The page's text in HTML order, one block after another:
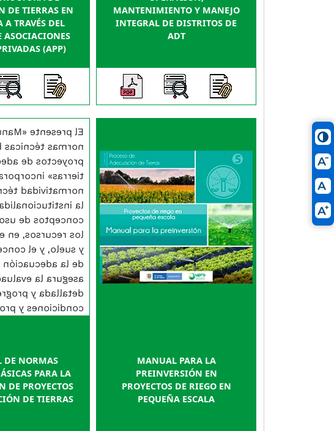
DE TIERRAS EN
A TRAVÉS DEL
ASOCIACIONES
(APP)
MANTENIMIENTO Y MANEJO
INTEGRAL DE DISTRITOS DE
ADT
«Manual de
básicas para
adecuación de
incorpora la
técnica vigente,
actual, los
uso eficiente de
en especial agua
integral
de tierras;
la evaluación
de las
problemas de la
proyecto y su
éxito final.
DE NORMAS
PARA LA
DE PROYECTOS
DE TIERRAS
aspectos técnicos,
considerando
recomendaciones de
expertos, y organizaciones de
productores, entre otros para
el desarrollo de la
preinversión la cual
contempla la identificación,
factibilidad y diseño.
MANUAL PARA LA
PREINVERSIÓN EN
PROYECTOS DE RIEGO EN
PEQUEÑA ESCALA